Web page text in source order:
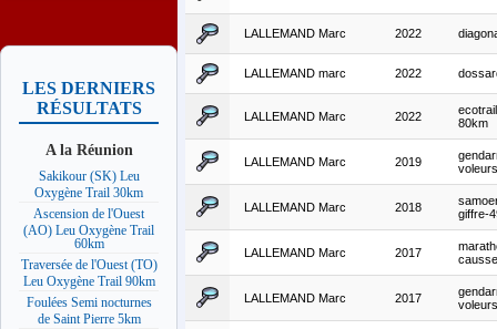
LES DERNIERS
RÉSULTATS
A la Réunion
Sakikour (SK) Leu
Oxygène Trail 30km
Ascension de l'Ouest
(AO) Leu Oxygène Trail
60km
Traversée de l'Ouest (TO)
Leu Oxygène Trail 90km
Foulées Semi nocturnes
de Saint Pierre 5km
LALLEMAND Marc 2022
LALLEMAND marc 2022
LALLEMAND Marc 2022
80km
LALLEMAND Marc 2019
LALLEMAND Marc 2018
giffre-
LALLEMAND Marc 2017
LALLEMAND Marc 2017